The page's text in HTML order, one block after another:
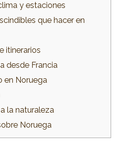
y estaciones
que hacer en
itinerarios
desde Francia
en Noruega
la naturaleza
Noruega